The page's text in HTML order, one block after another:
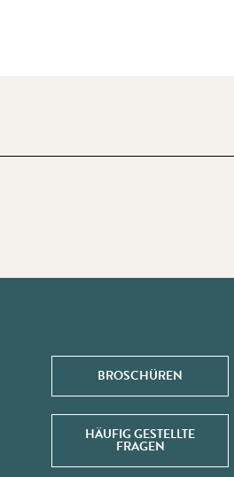
BROSCHÜREN
HÄUFIG GESTELLTE
FRAGEN